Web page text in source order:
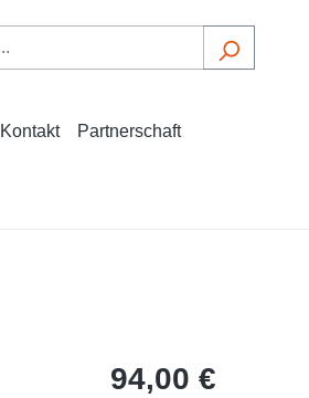
Kontakt Partnerschaft
94,00 €